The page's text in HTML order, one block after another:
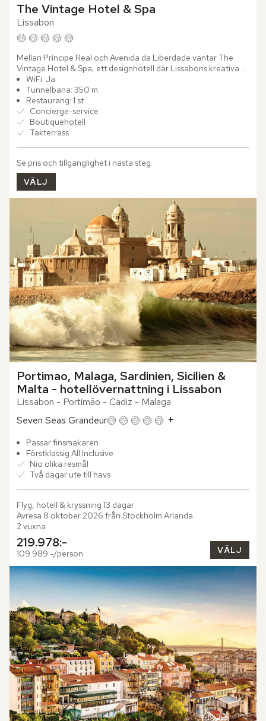
The Vintage Hotel & Spa
Lissabon
Mellan Príncipe Real och Avenida da Liberdade väntar The
Vintage Hotel & Spa, ett designhotell där Lissabons kreativa
själ möter influenser från 1950- och 60-talens estetik....
WiFi: Ja
Tunnelbana: 350 m
Restaurang: 1 st
Concierge-service
Boutiquehotell
Takterrass
Se pris och tillgänglighet i nästa steg.
VÄLJ
Portimao, Malaga, Sardinien, Sicilien &
Malta - hotellövernattning i Lissabon
Lissabon - Portimão - Cadiz - Malaga
Seven Seas Grandeur
+
Passar finsmakaren
Förstklassig All Inclusive
Nio olika resmål
Två dagar ute till havs
Flyg, hotell & kryssning 13 dagar
Avresa 8 oktober 2026 från Stockholm Arlanda
2 vuxna
219.978:-
109.989:-/person VÄLJ